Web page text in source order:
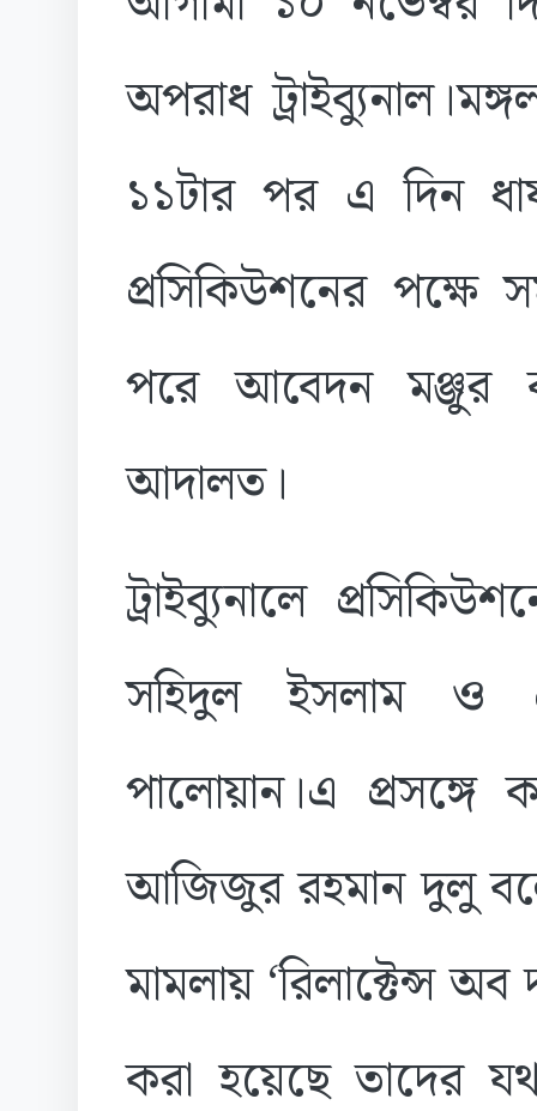
অপরাধ
১১টার পর এ দিন
প্রসিকিউশনের
পরে আবেদন মঞ্জুর
আদালত।
ট্রাইব্যুনালে
সহিদুল ইসলাম ও
পালোয়ান।এ
আজিজুর রহমান দুলু
মামলায় ‘রিলাক্টেন্স অব
করা হয়েছে তাদের